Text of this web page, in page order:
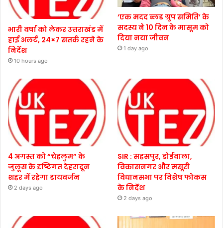
भारी वर्षा को लेकर उत्तराखंड में
हाई अलर्ट, 24×7 सतर्क रहने के
निर्देश
10 hours ago
‘एक मदद ब्लड ग्रुप समिति’ के
सदस्य ने 10 दिन के मासूम को
दिया नया जीवन
1 day ago
4 अगस्त को “चेहलुम” के
जुलूस के दृष्टिगत देहरादून
शहर में रहेगा डायवर्जन
2 days ago
SIR : सहसपुर, डोईवाला,
विकासनगर और मसूरी
विधानसभा पर विशेष फोकस
के निर्देश
2 days ago